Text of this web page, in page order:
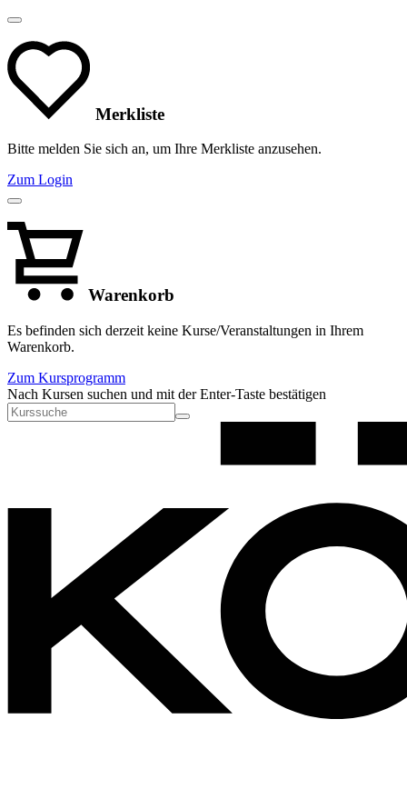
Merkliste
Bitte melden Sie sich an, um Ihre Merkliste anzusehen.
Zum Login
Warenkorb
Es befinden sich derzeit keine Kurse/Veranstaltungen in Ihrem
Warenkorb.
Zum Kursprogramm
Nach Kursen suchen und mit der Enter-Taste bestätigen